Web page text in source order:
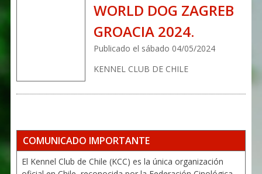
WORLD DOG ZAGREB
GROACIA 2024.
Publicado el sábado 04/05/2024
KENNEL CLUB DE CHILE
COMUNICADO IMPORTANTE
El Kennel Club de Chile (KCC) es la única organización